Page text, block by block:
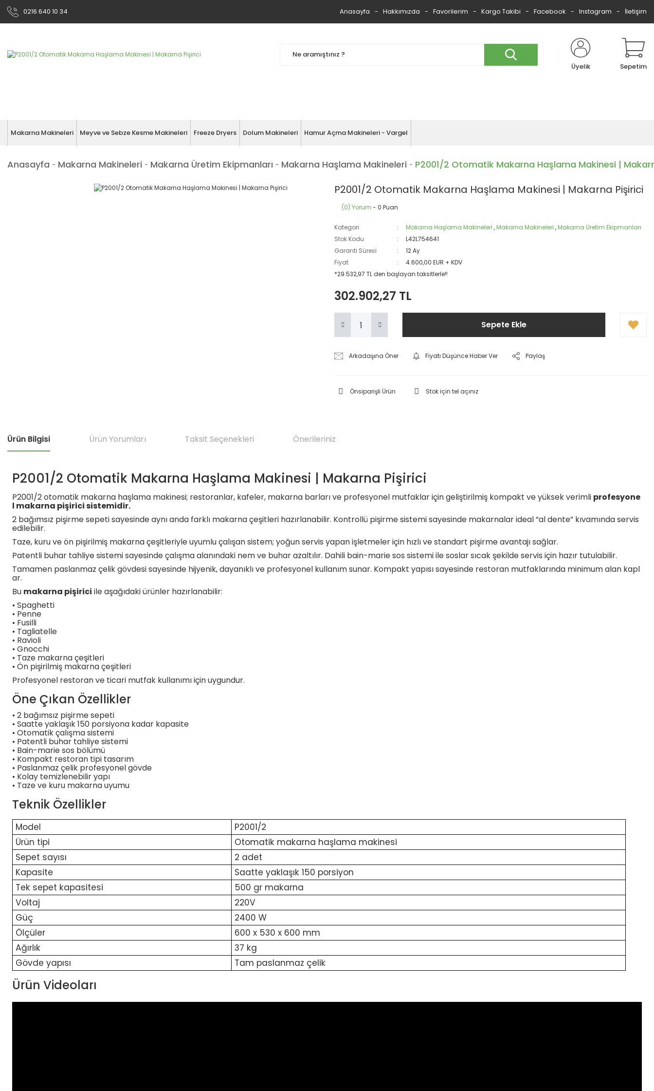
0216 640 10 34 Anasayfa Hakkımızda Favorilerim Kargo Takibi Facebook Instagram İletişim
Üyelik Sepetim
Makarna Makineleri Meyve ve Sebze Kesme Makineleri Freeze Dryers Dolum Makineleri Hamur Açma Makineleri - Vargel
Anasayfa Makarna Makineleri Makarna Üretim Ekipmanları Makarna Haşlama Makineleri P2001/2 Otomatik Makarna Haşlama Makinesi |
P2001/2 Otomatik Makarna Haşlama Makinesi | Makarna Pişirici
(0) Yorum - 0 Puan
Kategori Makarna Haşlama Makineleri ,Makarna Makineleri ,Makarna Üretim Ekipmanları
Stok Kodu
L42L754641
Garanti Süresi
12 Ay
Fiyat
4.600,00 EUR + KDV
*29.532,97 TL den başlayan taksitlerle!!
302.902,27 TL
Sepete Ekle
Arkadaşına Öner Fiyatı Düşünce Haber Ver Paylaş
Önsiparişli Ürün Stok için tel açınız
Ürün Bilgisi Ürün Yorumları Taksit Seçenekleri Önerileriniz
P2001/2 Otomatik Makarna Haşlama Makinesi | Makarna Pişirici
P2001/2 otomatik makarna haşlama makinesi; restoranlar, kafeler, makarna barları ve profesyonel mutfaklar için geliştirilmiş kompakt ve yüksek verimli profesyone
l makarna pişirici sistemidir.
2 bağımsız pişirme sepeti sayesinde aynı anda farklı makarna çeşitleri hazırlanabilir. Kontrollü pişirme sistemi sayesinde makarnalar ideal “al dente” kıvamında servis
edilebilir.
Taze, kuru ve ön pişirilmiş makarna çeşitleriyle uyumlu çalışan sistem; yoğun servis yapan işletmeler için hızlı ve standart pişirme avantajı sağlar.
Patentli buhar tahliye sistemi sayesinde çalışma alanındaki nem ve buhar azaltılır. Dahili bain-marie sos sistemi ile soslar sıcak şekilde servis için hazır tutulabilir.
Tamamen paslanmaz çelik gövdesi sayesinde hijyenik, dayanıklı ve profesyonel kullanım sunar. Kompakt yapısı sayesinde restoran mutfaklarında minimum alan kapl
ar.
Bu makarna pişirici ile aşağıdaki ürünler hazırlanabilir:
• Spaghetti
• Penne
• Fusilli
• Tagliatelle
• Ravioli
• Gnocchi
• Taze makarna çeşitleri
• Ön pişirilmiş makarna çeşitleri
Profesyonel restoran ve ticari mutfak kullanımı için uygundur.
Öne Çıkan Özellikler
• 2 bağımsız pişirme sepeti
• Saatte yaklaşık 150 porsiyona kadar kapasite
• Otomatik çalışma sistemi
• Patentli buhar tahliye sistemi
• Bain-marie sos bölümü
• Kompakt restoran tipi tasarım
• Paslanmaz çelik profesyonel gövde
• Kolay temizlenebilir yapı
• Taze ve kuru makarna uyumu
Teknik Özellikler
Model
P2001/2
Ürün tipi
Otomatik makarna haşlama makinesi
Sepet sayısı
2 adet
Kapasite
Saatte yaklaşık 150 porsiyon
Tek sepet kapasitesi
500 gr makarna
Voltaj
220V
Güç
2400 W
Ölçüler
600 x 530 x 600 mm
Ağırlık
37 kg
Gövde yapısı
Tam paslanmaz çelik
Ürün Videoları